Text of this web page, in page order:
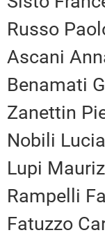
Russo
Ascani
Benamati
Zanettin
Nobili
Lupi
Rampelli
Fatuzzo